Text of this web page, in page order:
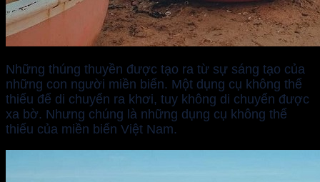
Những thúng thuyền được tạo ra từ sự sáng tạo của
những con người miền biển. Một dụng cụ không thể
thiếu để di chuyển ra khơi, tuy không di chuyển được
xa bờ. Nhưng chúng là những dụng cụ không thể
thiếu của miền biển Việt Nam.